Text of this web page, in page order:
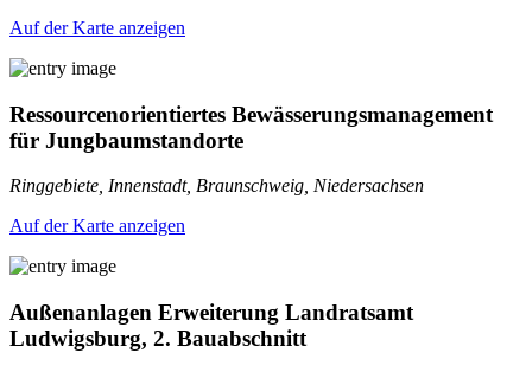
Auf der Karte anzeigen
Ressourcenorientiertes Bewässerungsmanagement
für Jungbaumstandorte
Ringgebiete, Innenstadt, Braunschweig, Niedersachsen
Auf der Karte anzeigen
Außenanlagen Erweiterung Landratsamt
Ludwigsburg, 2. Bauabschnitt